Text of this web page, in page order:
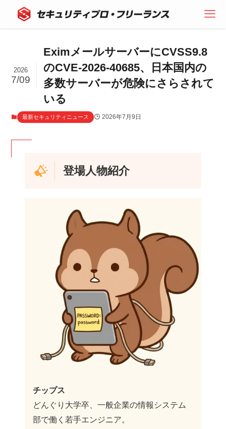
EximメールサーバーにCVSS9.8
のCVE-2026-40685、日本国内の
多数サーバーが危険にさらされて
いる
2026
7/09
最新セキュリティニュース 2026年7月9日
登場人物紹介
チップス
どんぐり大学卒、一般企業の情報システム
部で働く若手エンジニア。